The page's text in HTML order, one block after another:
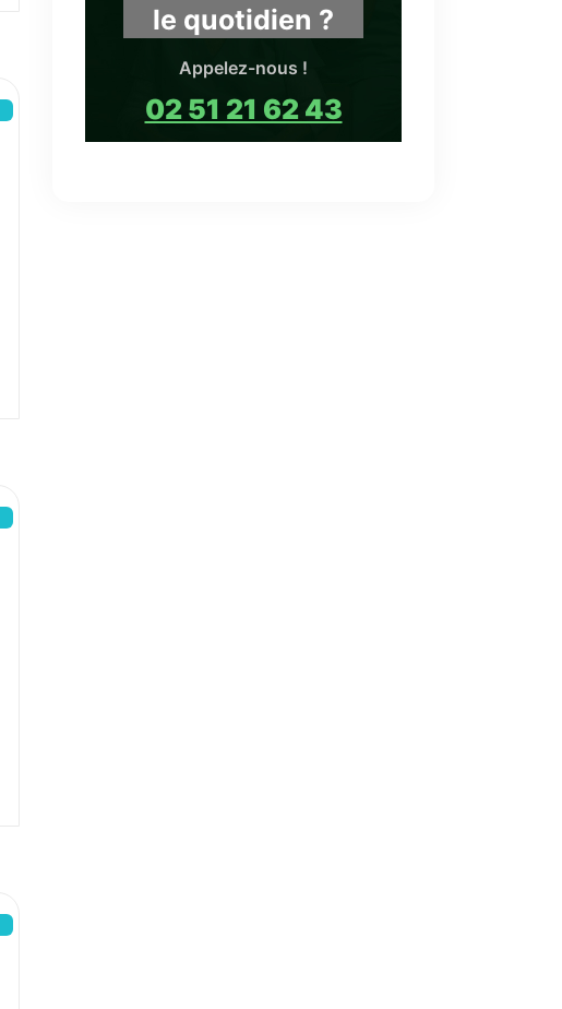
le quotidien ?
Appelez-nous !
02 51 21 62 43